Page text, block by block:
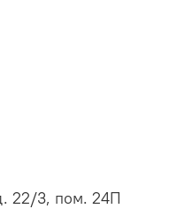
22/3, пом. 24П